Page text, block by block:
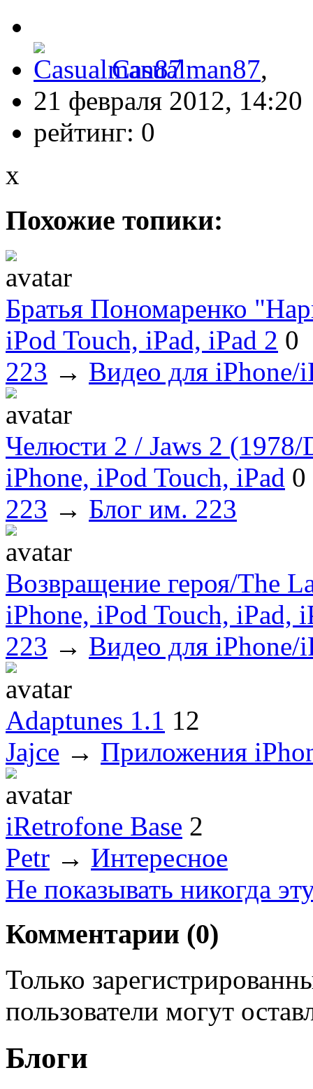
Casualman87,
21 февраля 2012, 14:20
рейтинг: 0
x
Похожие топики:
Братья Пономаренко
iPod Touch, iPad, iPad 2 0
223 → Видео для iPhone/
Челюсти 2 / Jaws 2
iPhone, iPod Touch, iPad 0
223 → Блог им. 223
Возвращение героя/The
iPhone, iPod Touch, iPad,
223 → Видео для iPhone/
Adaptunes 1.1 12
Jajce → Приложения
iRetrofone Base 2
Petr → Интересное
Не показывать никогда
Комментарии (0)
Только
пользователи могут
Блоги